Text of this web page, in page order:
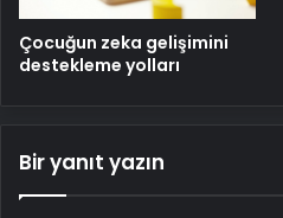
Çocuğun zeka gelişimini
destekleme yolları
Bir yanıt yazın